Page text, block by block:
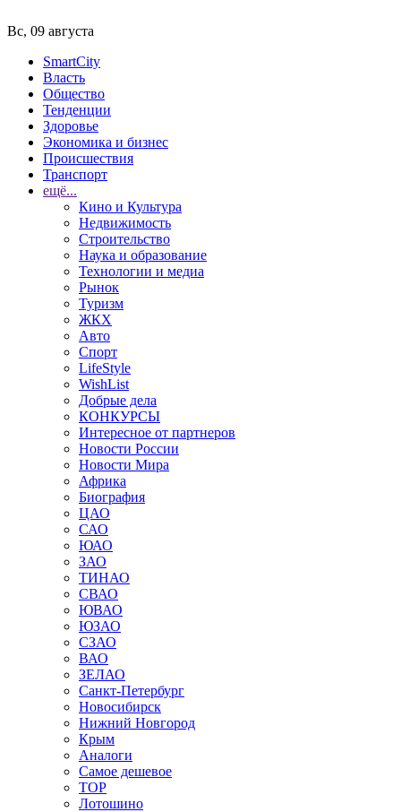
Вс, 09 августа
SmartCity
Власть
Общество
Тенденции
Здоровье
Экономика и бизнес
Происшествия
Транспорт
ещё...
Кино и Культура
Недвижимость
Строительство
Наука и образование
Технологии и медиа
Рынок
Туризм
ЖКХ
Авто
Спорт
LifeStyle
WishList
Добрые дела
КОНКУРСЫ
Интересное от партнеров
Новости России
Новости Мира
Африка
Биография
ЦАО
САО
ЮАО
ЗАО
ТИНАО
СВАО
ЮВАО
ЮЗАО
СЗАО
ВАО
ЗЕЛАО
Санкт-Петербург
Новосибирск
Нижний Новгород
Крым
Аналоги
Самое дешевое
TOP
Лотошино